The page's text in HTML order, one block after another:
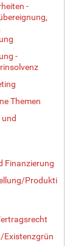
-
-
Themen
Finanzierung
Produkti
Existenzgrün